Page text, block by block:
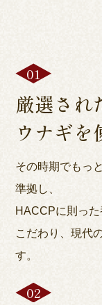
厳選され
ウナギを
その時期でもっ
準拠し、
HACCPに則っ
こだわり、現代
す。